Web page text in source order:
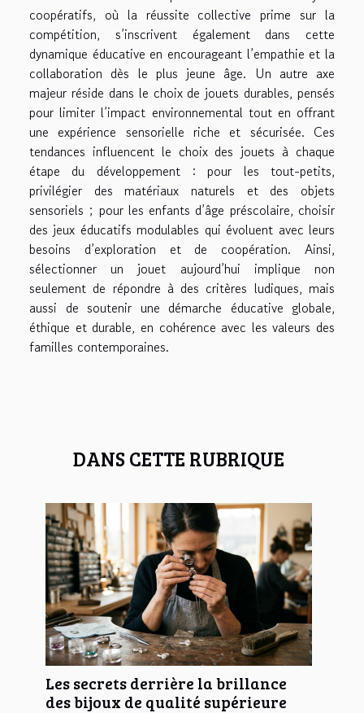
coopératifs, où la réussite collective prime sur la
compétition, s’inscrivent également dans cette
dynamique éducative en encourageant l’empathie et la
collaboration dès le plus jeune âge. Un autre axe
majeur réside dans le choix de jouets durables, pensés
pour limiter l’impact environnemental tout en offrant
une expérience sensorielle riche et sécurisée. Ces
tendances influencent le choix des jouets à chaque
étape du développement : pour les tout-petits,
privilégier des matériaux naturels et des objets
sensoriels ; pour les enfants d’âge préscolaire, choisir
des jeux éducatifs modulables qui évoluent avec leurs
besoins d’exploration et de coopération. Ainsi,
sélectionner un jouet aujourd’hui implique non
seulement de répondre à des critères ludiques, mais
aussi de soutenir une démarche éducative globale,
éthique et durable, en cohérence avec les valeurs des
familles contemporaines.
DANS CETTE RUBRIQUE
Les secrets derrière la brillance
des bijoux de qualité supérieure